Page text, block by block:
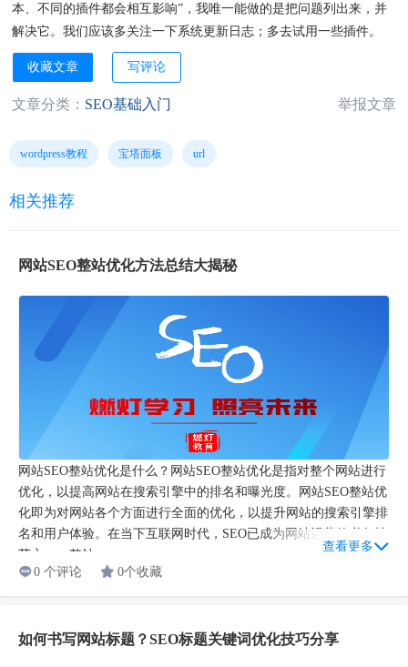
本、不同的插件都会相互影响”，我唯一能做的是把问题列出来，并
解决它。我们应该多关注一下系统更新日志；多去试用一些插件。
收藏文章 写评论
文章分类： SEO基础入门 举报文章
wordpress教程 宝塔面板 url
相关推荐
网站SEO整站优化方法总结大揭秘
网站SEO整站优化是什么？网站SEO整站优化是指对整个网站进行
优化，以提高网站在搜索引擎中的排名和曝光度。网站SEO整站优
化即为对网站各个方面进行全面的优化，以提升网站的搜索引擎排
名和用户体验。在当下互联网时代，SEO已成为网站运营的必备技
艺之一。整站...
查看更多
0 个评论
0个收藏
如何书写网站标题？SEO标题关键词优化技巧分享